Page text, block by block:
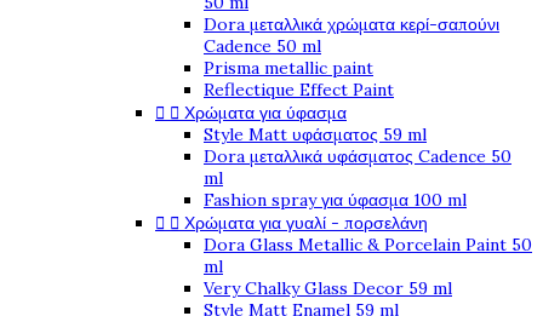
Dora μεταλλικά χρώματα κερί-σαπούνι
Cadence 50 ml
Prisma metallic paint
Reflectique Effect Paint
  Χρώματα για ύφασμα
Style Matt υφάσματος 59 ml
Dora μεταλλικά υφάσματος Cadence 50
ml
Fashion spray για ύφασμα 100 ml
  Χρώματα για γυαλί - πορσελάνη
Dora Glass Metallic & Porcelain Paint 50
ml
Very Chalky Glass Decor 59 ml
Style Matt Enamel 59 ml